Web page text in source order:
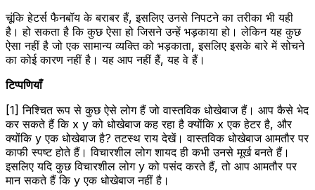
चूंकि हेटर्स फैनबॉय के बराबर हैं, इसलिए उनसे निपटने का तरीका भी यही
है। हो सकता है कि कुछ ऐसा हो जिसने उन्हें भड़काया हो। लेकिन यह कुछ
ऐसा नहीं है जो एक सामान्य व्यक्ति को भड़काता, इसलिए इसके बारे में सोचने
का कोई कारण नहीं है। यह आप नहीं हैं, यह वे हैं।
टिप्पणियाँ
[1] निश्चित रूप से कुछ ऐसे लोग हैं जो वास्तविक धोखेबाज हैं। आप कैसे भेद
कर सकते हैं कि x y को धोखेबाज कह रहा है क्योंकि x एक हेटर है, और
क्योंकि y एक धोखेबाज है? तटस्थ राय देखें। वास्तविक धोखेबाज आमतौर पर
काफी स्पष्ट होते हैं। विचारशील लोग शायद ही कभी उनसे मूर्ख बनते हैं।
इसलिए यदि कुछ विचारशील लोग y को पसंद करते हैं, तो आप आमतौर पर
मान सकते हैं कि y एक धोखेबाज नहीं है।